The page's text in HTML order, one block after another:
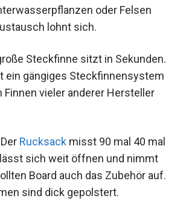
oder Felsen
lohnt sich.
Steckfinne sitzt in Sekunden.
ein gängiges Steckfinnensystem
Finnen vieler anderer Hersteller
Der Rucksack misst 90 mal 40 mal
sich weit öffnen und nimmt
Board auch das Zubehör auf.
sind dick gepolstert.